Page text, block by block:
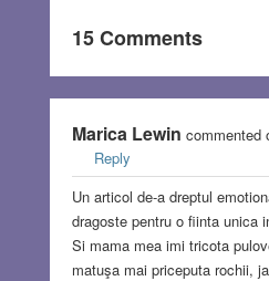
15 Comments
Marica Lewin commented
Reply
Un articol de-a dreptul
dragoste pentru o fiinta unica
Si mama mea imi tricota
matuşa mai priceputa rochii,